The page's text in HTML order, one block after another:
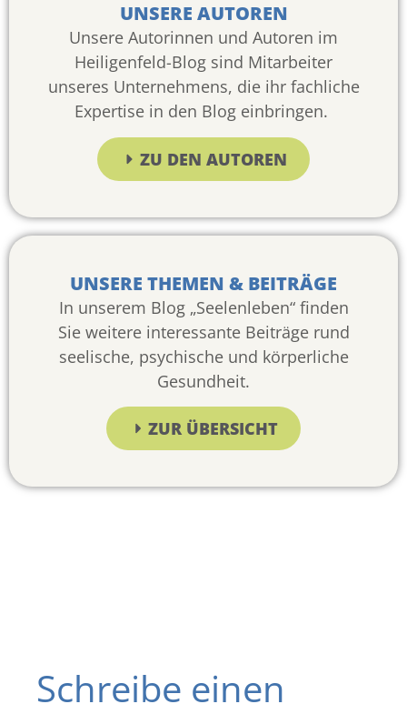
UNSERE AUTOREN
Unsere Autorinnen und Autoren im
Heiligenfeld-Blog sind Mitarbeiter
unseres Unternehmens, die ihr fachliche
Expertise in den Blog einbringen.
ZU DEN AUTOREN
UNSERE THEMEN & BEITRÄGE
In unserem Blog „Seelenleben“ finden
Sie weitere interessante Beiträge rund
seelische, psychische und körperliche
Gesundheit.
ZUR ÜBERSICHT
Schreibe einen